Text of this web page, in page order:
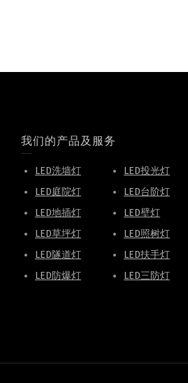
我们的产品及服务
LED洗墙灯 LED投光灯
LED庭院灯
LED台阶灯
LED地插灯
LED壁灯
LED草坪灯
LED照树灯
LED隧道灯
LED扶手灯
LED防爆灯
LED三防灯